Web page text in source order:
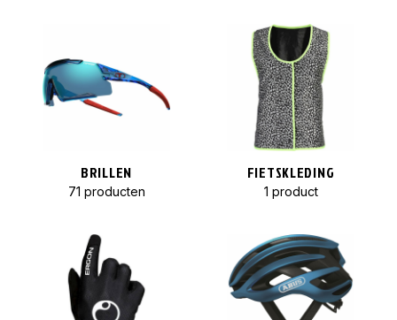
BRILLEN
71 producten
FIETSKLEDING
1 product